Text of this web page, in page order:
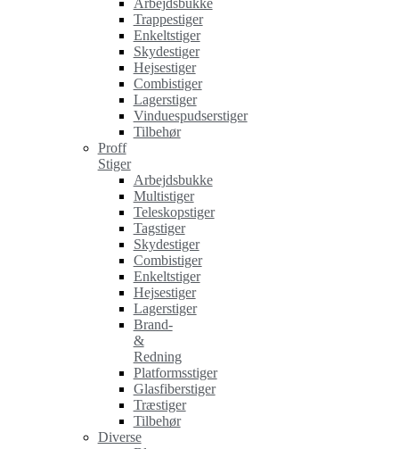
Trappestiger
Enkeltstiger
Skydestiger
Hejsestiger
Combistiger
Lagerstiger
Vinduespudserstiger
Tilbehør
Proff
Stiger
Arbejdsbukke
Multistiger
Teleskopstiger
Tagstiger
Skydestiger
Combistiger
Enkeltstiger
Hejsestiger
Lagerstiger
Brand-
&
Redning
Platformsstiger
Glasfiberstiger
Træstiger
Tilbehør
Diverse